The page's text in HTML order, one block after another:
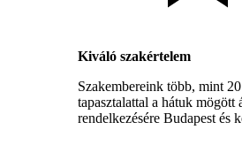
Kiváló szakértelem
Szakembereink több, mint
tapasztalattal a hátuk mögött
rendelkezésére Budapest és